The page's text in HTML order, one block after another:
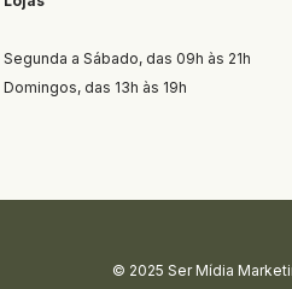
Segunda a Sábado, das 09h às 21h
Domingos, das 13h às 19h
© 2025 Ser Mídia